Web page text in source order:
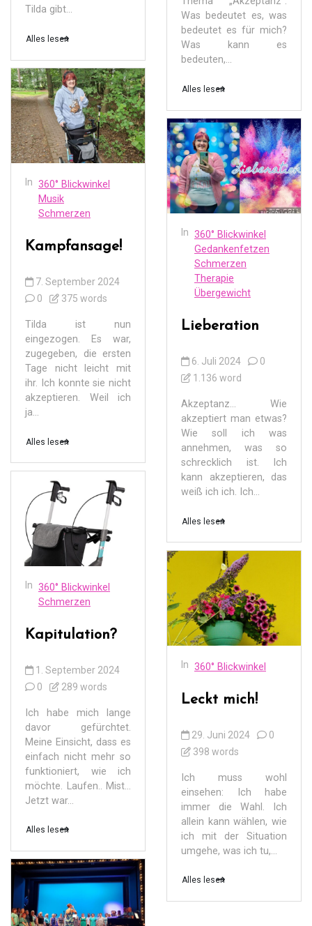
Tilda gibt...
Alles lesen
In 360° Blickwinkel
Musik
Schmerzen
Kampfansage!
7. September 2024
0
375 words
Tilda ist nun
eingezogen. Es war,
zugegeben, die ersten
Tage nicht leicht mit
ihr. Ich konnte sie nicht
akzeptieren. Weil ich
ja...
Alles lesen
In 360° Blickwinkel
Schmerzen
Kapitulation?
1. September 2024
0
289 words
Ich habe mich lange
davor gefürchtet.
Meine Einsicht, dass es
einfach nicht mehr so
funktioniert, wie ich
möchte. Laufen.. Mist…
Jetzt war...
Alles lesen
Was bedeutet es, was
bedeutet es für mich?
Was kann es
bedeuten,...
Alles lesen
In 360° Blickwinkel
Gedankenfetzen
Schmerzen
Therapie
Übergewicht
Lieberation
6. Juli 2024
0
1.136 word
Akzeptanz… Wie
akzeptiert man etwas?
Wie soll ich was
annehmen, was so
schrecklich ist. Ich
kann akzeptieren, das
weiß ich ich. Ich...
Alles lesen
In 360° Blickwinkel
Leckt mich!
29. Juni 2024
0
398 words
Ich muss wohl
einsehen: Ich habe
immer die Wahl. Ich
allein kann wählen, wie
ich mit der Situation
umgehe, was ich tu,...
Alles lesen